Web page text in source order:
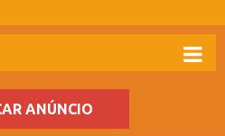
ANÚNCIO